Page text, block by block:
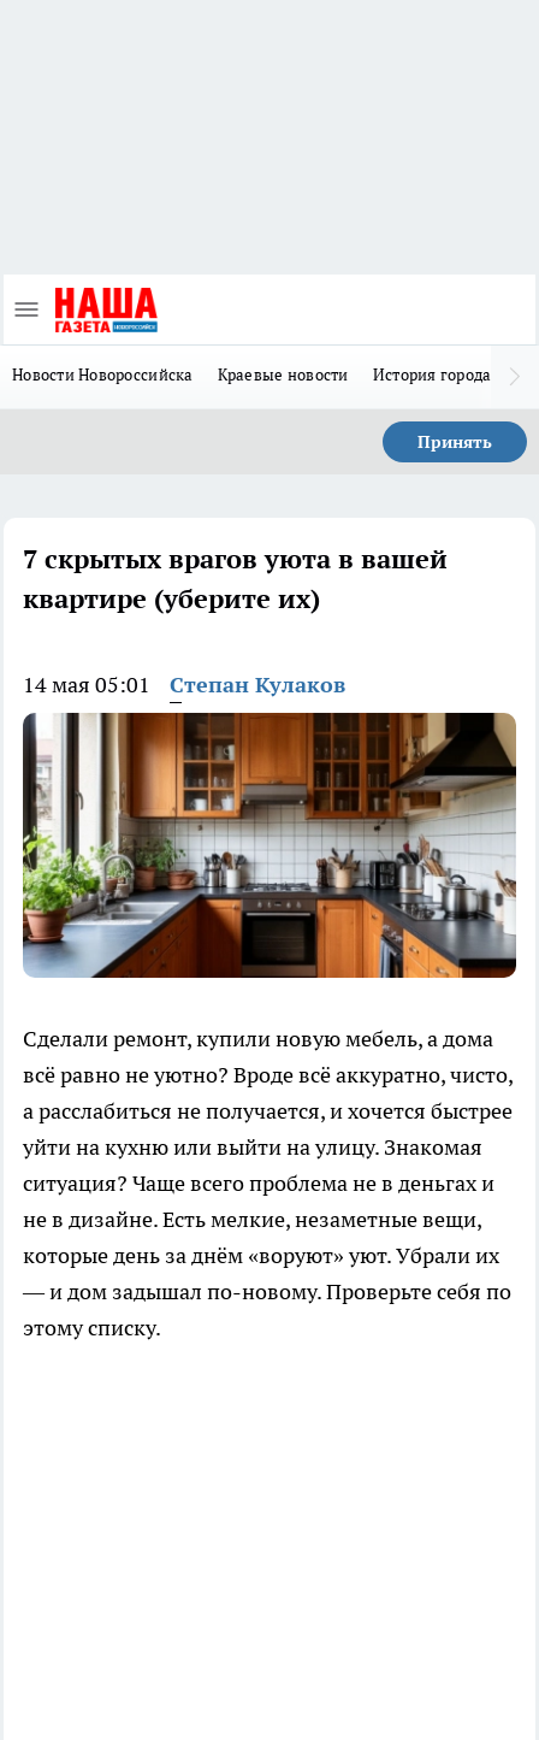
Новости Новороссийска Краевые новости История города Н
Принять
7 скрытых врагов уюта в вашей
квартире (уберите их)
14 мая 05:01 Степан Кулаков
Сделали ремонт, купили новую мебель, а дома
всё равно не уютно? Вроде всё аккуратно, чисто,
а расслабиться не получается, и хочется быстрее
уйти на кухню или выйти на улицу. Знакомая
ситуация? Чаще всего проблема не в деньгах и
не в дизайне. Есть мелкие, незаметные вещи,
которые день за днём «воруют» уют. Убрали их
— и дом задышал по-новому. Проверьте себя по
этому списку.